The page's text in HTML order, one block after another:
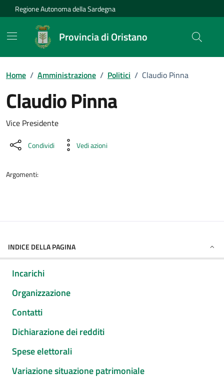
Vai ai contenuti
Vai al Footer
Regione Autonoma della Sardegna
Provincia di Oristano
Home / Amministrazione / Politici / Claudio Pinna
Claudio Pinna
Dettaglio della persona
Vice Presidente
Condividi Vedi azioni
Argomenti:
INDICE DELLA PAGINA
Incarichi
Organizzazione
Contatti
Dichiarazione dei redditi
Spese elettorali
Variazione situazione patrimoniale